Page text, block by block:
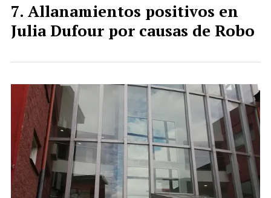
Allanamientos positivos en
Julia Dufour por causas de Robo